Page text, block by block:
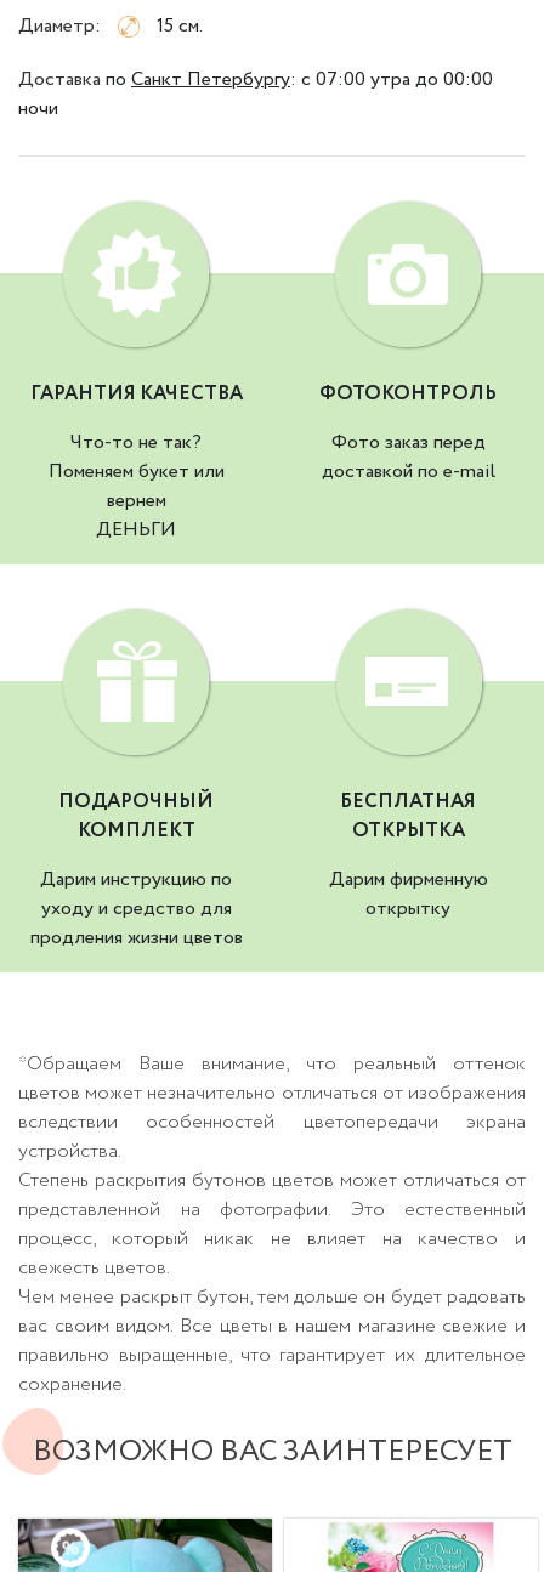
Диаметр:
15 см.
Доставка по Санкт Петербургу: с 07:00 утра до 00:00
ночи
ГАРАНТИЯ КАЧЕСТВА
Что-то не так?
Поменяем букет или
вернем
ДЕНЬГИ
ФОТОКОНТРОЛЬ
Фото заказ перед
доставкой по e-mail
ПОДАРОЧНЫЙ
КОМПЛЕКТ
Дарим инструкцию по
уходу и средство для
продления жизни цветов
БЕСПЛАТНАЯ
ОТКРЫТКА
Дарим фирменную
открытку
*Обращаем Ваше внимание, что реальный оттенок
цветов может незначительно отличаться от изображения
вследствии особенностей цветопередачи экрана
устройства.
Степень раскрытия бутонов цветов может отличаться от
представленной на фотографии. Это естественный
процесс, который никак не влияет на качество и
свежесть цветов.
Чем менее раскрыт бутон, тем дольше он будет радовать
вас своим видом. Все цветы в нашем магазине свежие и
правильно выращенные, что гарантирует их длительное
сохранение.
ВОЗМОЖНО ВАС ЗАИНТЕРЕСУЕТ